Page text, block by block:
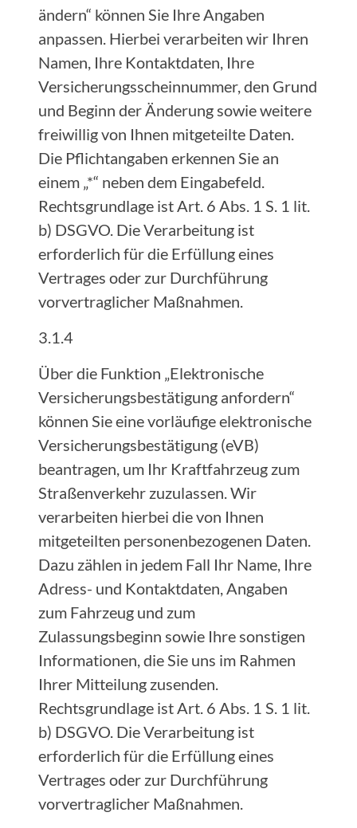
ändern“ können Sie Ihre Angaben
anpassen. Hierbei verarbeiten wir Ihren
Namen, Ihre Kontaktdaten, Ihre
Versicherungsscheinnummer, den Grund
und Beginn der Änderung sowie weitere
freiwillig von Ihnen mitgeteilte Daten.
Die Pflichtangaben erkennen Sie an
einem „*“ neben dem Eingabefeld.
Rechtsgrundlage ist Art. 6 Abs. 1 S. 1 lit.
b) DSGVO. Die Verarbeitung ist
erforderlich für die Erfüllung eines
Vertrages oder zur Durchführung
vorvertraglicher Maßnahmen.
3.1.4
Über die Funktion „Elektronische
Versicherungsbestätigung anfordern“
können Sie eine vorläufige elektronische
Versicherungsbestätigung (eVB)
beantragen, um Ihr Kraftfahrzeug zum
Straßenverkehr zuzulassen. Wir
verarbeiten hierbei die von Ihnen
mitgeteilten personenbezogenen Daten.
Dazu zählen in jedem Fall Ihr Name, Ihre
Adress- und Kontaktdaten, Angaben
zum Fahrzeug und zum
Zulassungsbeginn sowie Ihre sonstigen
Informationen, die Sie uns im Rahmen
Ihrer Mitteilung zusenden.
Rechtsgrundlage ist Art. 6 Abs. 1 S. 1 lit.
b) DSGVO. Die Verarbeitung ist
erforderlich für die Erfüllung eines
Vertrages oder zur Durchführung
vorvertraglicher Maßnahmen.